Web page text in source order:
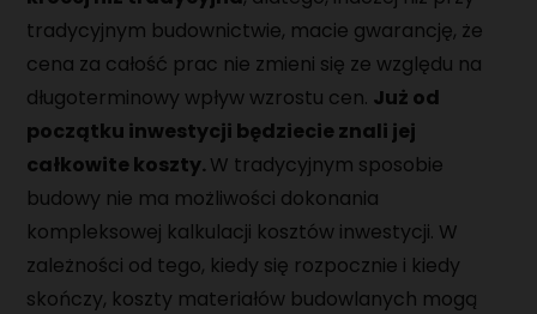
tradycyjnym budownictwie, macie gwarancję, że
cena za całość prac nie zmieni się ze względu na
długoterminowy wpływ wzrostu cen. Już od
początku inwestycji będziecie znali jej
całkowite koszty. W tradycyjnym sposobie
budowy nie ma możliwości dokonania
kompleksowej kalkulacji kosztów inwestycji. W
zależności od tego, kiedy się rozpocznie i kiedy
skończy, koszty materiałów budowlanych mogą